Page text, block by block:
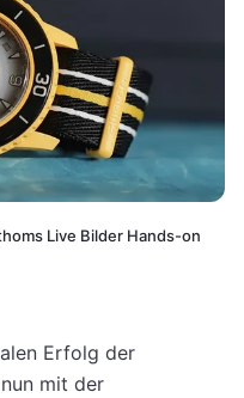
Live Bilder Hands-on
Erfolg der
mit der